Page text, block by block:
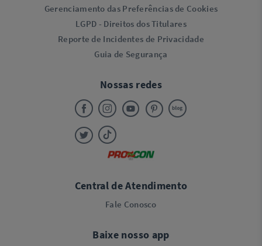
Gerenciamento das Preferências de Cookies
LGPD - Direitos dos Titulares
Reporte de Incidentes de Privacidade
Guia de Segurança
Nossas redes
Central de Atendimento
Fale Conosco
Baixe nosso app